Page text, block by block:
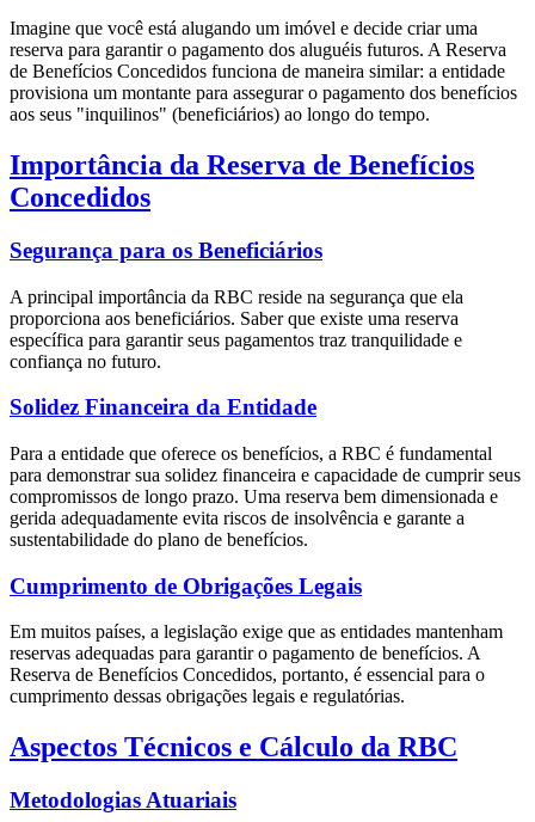
Imagine que você está alugando um imóvel e decide criar uma
reserva para garantir o pagamento dos aluguéis futuros. A Reserva
de Benefícios Concedidos funciona de maneira similar: a entidade
provisiona um montante para assegurar o pagamento dos benefícios
aos seus "inquilinos" (beneficiários) ao longo do tempo.
Importância da Reserva de Benefícios
Concedidos
Segurança para os Beneficiários
A principal importância da RBC reside na segurança que ela
proporciona aos beneficiários. Saber que existe uma reserva
específica para garantir seus pagamentos traz tranquilidade e
confiança no futuro.
Solidez Financeira da Entidade
Para a entidade que oferece os benefícios, a RBC é fundamental
para demonstrar sua solidez financeira e capacidade de cumprir seus
compromissos de longo prazo. Uma reserva bem dimensionada e
gerida adequadamente evita riscos de insolvência e garante a
sustentabilidade do plano de benefícios.
Cumprimento de Obrigações Legais
Em muitos países, a legislação exige que as entidades mantenham
reservas adequadas para garantir o pagamento de benefícios. A
Reserva de Benefícios Concedidos, portanto, é essencial para o
cumprimento dessas obrigações legais e regulatórias.
Aspectos Técnicos e Cálculo da RBC
Metodologias Atuariais